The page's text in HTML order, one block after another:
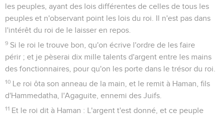
les peuples, ayant des lois différentes de celles de tous les
peuples et n'observant point les lois du roi. Il n'est pas dans
l'intérêt du roi de le laisser en repos.
9 Si le roi le trouve bon, qu'on écrive l'ordre de les faire
périr ; et je pèserai dix mille talents d'argent entre les mains
des fonctionnaires, pour qu'on les porte dans le trésor du roi.
10 Le roi ôta son anneau de la main, et le remit à Haman, fils
d'Hammedatha, l'Agaguite, ennemi des Juifs.
11 Et le roi dit à Haman : L'argent t'est donné, et ce peuple